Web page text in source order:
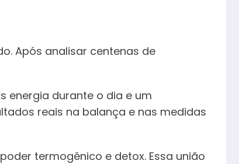
Após analisar centenas de
energia durante o dia e um
reais na balança e nas medidas
termogênico e detox. Essa união